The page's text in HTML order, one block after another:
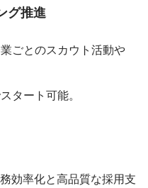
グ推進
ごとのスカウト活動や
タート可能。
効率化と高品質な採用支